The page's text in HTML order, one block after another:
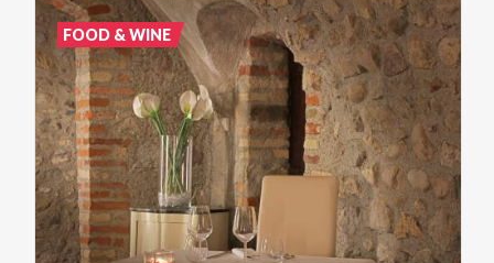
FOOD & WINE